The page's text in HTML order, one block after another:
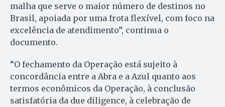
malha que serve o maior número de destinos no
Brasil, apoiada por uma frota flexível, com foco na
excelência de atendimento”, continua o
documento.
“O fechamento da Operação está sujeito à
concordância entre a Abra e a Azul quanto aos
termos econômicos da Operação, à conclusão
satisfatória da due diligence, à celebração de